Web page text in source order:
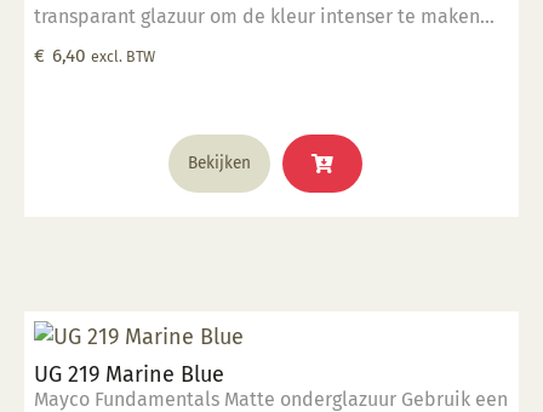
transparant glazuur om de kleur intenser te maken
Geschikt voor gebruiksgoed mits er een transparant
€ 6,40 excl. BTW
Bekijken
UG 219 Marine Blue
Mayco Fundamentals Matte onderglazuur Gebruik een